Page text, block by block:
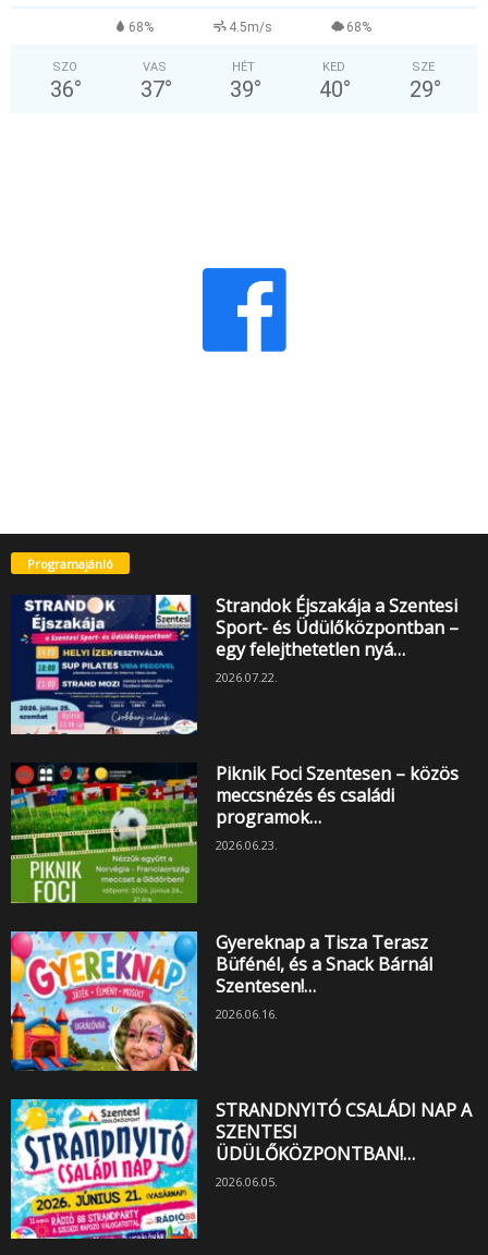
68% 4.5m/s 68%
SZO
36°
VAS
37°
HÉT
39°
KED
40°
SZE
29°
Programajánló
Strandok Éjszakája a Szentesi
Sport- és Üdülőközpontban –
egy felejthetetlen nyá…
2026.07.22.
Piknik Foci Szentesen – közös
meccsnézés és családi
programok…
2026.06.23.
Gyereknap a Tisza Terasz
Büfénél, és a Snack Bárnál
Szentesen!…
2026.06.16.
STRANDNYITÓ CSALÁDI NAP A
SZENTESI
ÜDÜLŐKÖZPONTBAN!…
2026.06.05.